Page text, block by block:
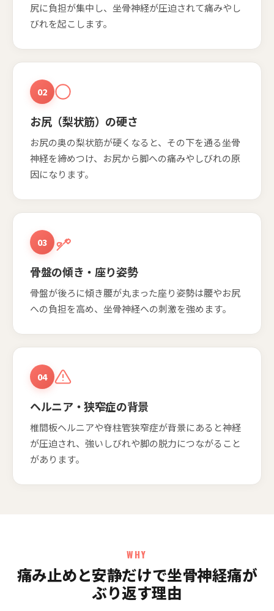
尻に負担が集中し、坐骨神経が圧迫されて痛みやし
びれを起こします。
02
お尻（梨状筋）の硬さ
お尻の奥の梨状筋が硬くなると、その下を通る坐骨
神経を締めつけ、お尻から脚への痛みやしびれの原
因になります。
03
骨盤の傾き・座り姿勢
骨盤が後ろに傾き腰が丸まった座り姿勢は腰やお尻
への負担を高め、坐骨神経への刺激を強めます。
04
ヘルニア・狭窄症の背景
椎間板ヘルニアや脊柱管狭窄症が背景にあると神経
が圧迫され、強いしびれや脚の脱力につながること
があります。
WHY
痛み止めと安静だけで坐骨神経痛が
ぶり返す理由